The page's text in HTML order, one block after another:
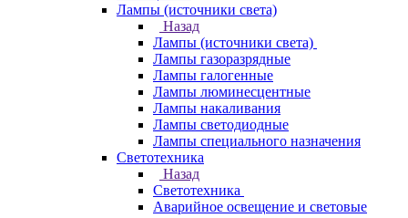
Лампы (источники света)
Назад
Лампы (источники света)
Лампы газоразрядные
Лампы галогенные
Лампы люминесцентные
Лампы накаливания
Лампы светодиодные
Лампы специального назначения
Светотехника
Назад
Светотехника
Аварийное освещение и световые